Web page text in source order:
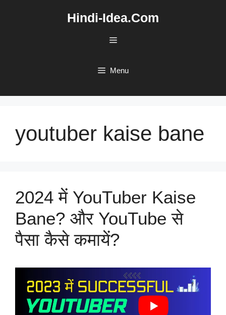
Hindi-Idea.Com
Menu
Menu
youtuber kaise bane
2024 में YouTuber Kaise
Bane? और YouTube से
पैसा कैसे कमायें?